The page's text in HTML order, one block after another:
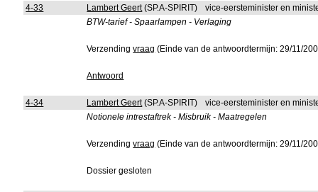
4-33 Lambert Geert(SP.A-SPIRIT)
vice-eersteminister en
BTW-tarief - Spaarlampen - Verlaging
Verzendingvraag (Einde van de antwoordtermijn: 29/11/
Antwoord
4-34 Lambert Geert(SP.A-SPIRIT)
vice-eersteminister en
Notionele intrestaftrek - Misbruik - Maatregelen
Verzendingvraag (Einde van de antwoordtermijn: 29/11/
Dossier gesloten